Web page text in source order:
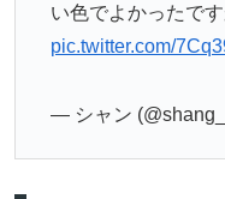
い色でよかったで
pic.twitter.com/
— シャン